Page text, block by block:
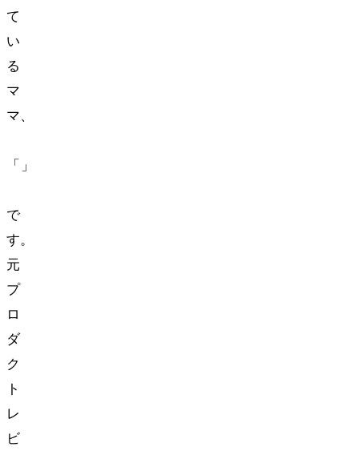
て
い
る
マ
マ、
「Mio」
で
す。
元
プ
ロ
ダ
ク
ト
レ
ビ